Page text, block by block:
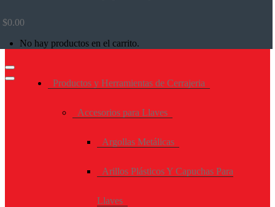
$0.00
No hay productos en el carrito.
Productos y Herramientas de Cerrajeria
Accesorios para Llaves
Argollas Metálicas
Arillos Plásticos Y Capuchas Para
Llaves